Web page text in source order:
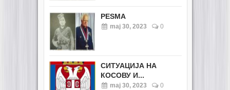
PESMA
maj 30, 2023 0
СИТУАЦИЈА НА
КОСОВУ И...
maj 30, 2023 0